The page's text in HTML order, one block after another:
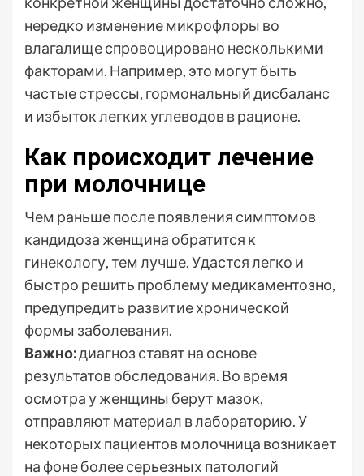
нередко изменение микрофлоры во
влагалище спровоцировано несколькими
факторами. Например, это могут быть
частые стрессы, гормональный дисбаланс
и избыток легких углеводов в рационе.
Как происходит лечение
при молочнице
Чем раньше после появления симптомов
кандидоза женщина обратится к
гинекологу, тем лучше. Удастся легко и
быстро решить проблему медикаментозно,
предупредить развитие хронической
формы заболевания.
Важно:диагноз ставят на основе
результатов обследования. Во время
осмотра у женщины берут мазок,
отправляют материал в лабораторию. У
некоторых пациентов молочница возникает
на фоне более серьезных патологий